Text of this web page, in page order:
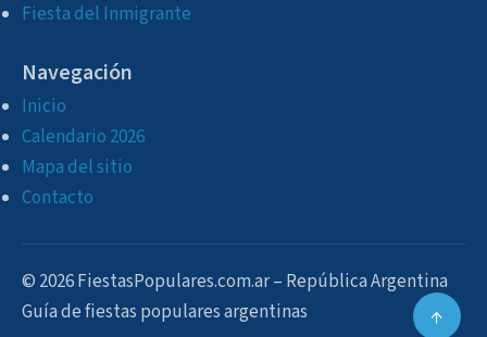
Fiesta del Inmigrante
Navegación
Inicio
Calendario 2026
Mapa del sitio
Contacto
© 2026 FiestasPopulares.com.ar – República Argentina
Guía de fiestas populares argentinas
↑